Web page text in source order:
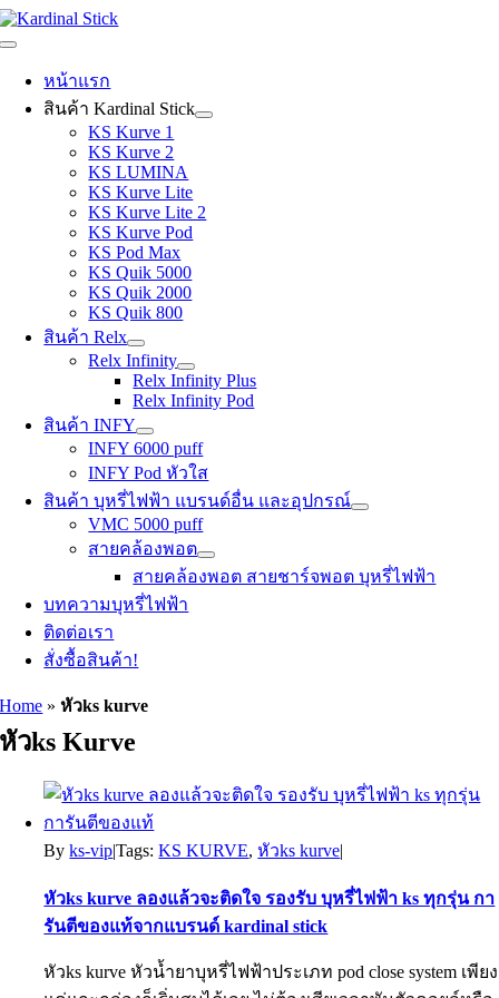
Skip
to
Toggle
Navigation
หน้าแรก
สินค้า Kardinal Stick
KS Kurve 1
KS Kurve 2
KS LUMINA
KS Kurve Lite
KS Kurve Lite 2
KS Kurve Pod
KS Pod Max
KS Quik 5000
KS Quik 2000
KS Quik 800
สินค้า Relx
Relx Infinity
Relx Infinity Plus
Relx Infinity Pod
สินค้า INFY
INFY 6000 puff
INFY Pod หัวใส
สินค้า บุหรี่ไฟฟ้า แบรนด์อื่น และอุปกรณ์
VMC 5000 puff
สายคล้องพอต
สายคล้องพอต สายชาร์จพอต บุหรี่ไฟฟ้า
บทความบุหรี่ไฟฟ้า
ติดต่อเรา
สั่งซื้อสินค้า!
Home » หัวks kurve
หัวks Kurve
Byks-vip|Tags:KS KURVE,หัวks kurve|
หัวks kurve ลองแล้วจะติดใจ รองรับ บุหรี่ไฟฟ้า ks ทุกรุ่น กา
รันตีของแท้จากแบรนด์ kardinal stick
หัวks kurve หัวน้ำยาบุหรี่ไฟฟ้าประเภท pod close system เพียง